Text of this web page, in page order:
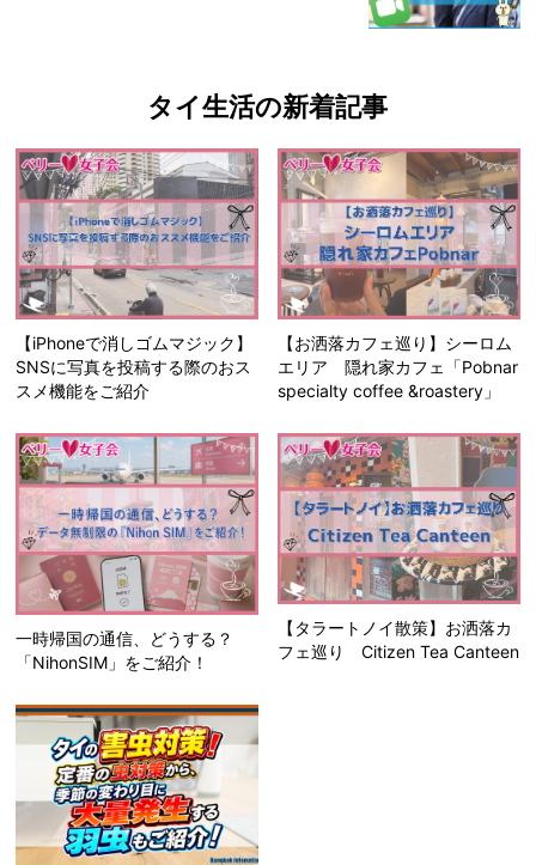
タイ生活の新着記事
【iPhoneで消しゴムマジック】
SNSに写真を投稿する際のおス
スメ機能をご紹介
【お洒落カフェ巡り】シーロム
エリア 隠れ家カフェ「Pobnar
specialty coffee &roastery」
一時帰国の通信、どうする？
「NihonSIM」をご紹介！
【タラートノイ散策】お洒落カ
フェ巡り Citizen Tea Canteen